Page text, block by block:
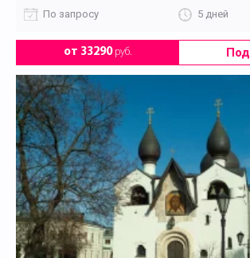
По запросу
5 дней
от 33290руб.